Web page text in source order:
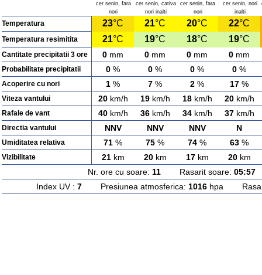
cer senin, fara
nori
cer senin, cativa
nori inalti
cer senin, fara
nori
cer senin, nori
inalti
Temperatura 23°C 21°C 20°C 22°C
Temperatura resimitita 21°C 19°C 18°C 19°C
Cantitate precipitatii 3 ore 0 mm 0 mm 0 mm 0 mm
Probabilitate precipitatii 0 % 0 % 0 % 0 %
Acoperire cu nori 1 % 7 % 2 % 17 %
Viteza vantului 20km/h 19km/h 18km/h 20km/h
Rafale de vant 40km/h 36km/h 34km/h 37km/h
Directia vantului NNV NNV NNV N
Umiditatea relativa 71 % 75 % 74 % 63 %
Vizibilitate 21km 20km 17km 20km
Nr. ore cu soare: 11 Rasarit soare: 05:57
Index UV : 7Presiunea atmosferica: 1016hpa